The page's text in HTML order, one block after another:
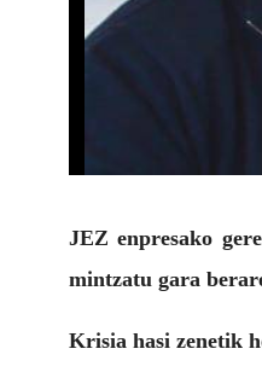
JEZ enpresako
mintzatu gara
Krisia hasi zenetik